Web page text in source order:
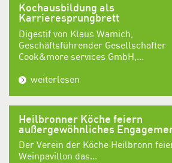
Kochausbildung als
Karrieresprungbrett
Digestif von Klaus Wamich,
Geschäftsführender Gesellschafter
Cook&more services GmbH,...
weiterlesen
Heilbronner Köche feiern
außergewöhnliches
Der Verein der Köche Heilbronn
Weinpavillon das...